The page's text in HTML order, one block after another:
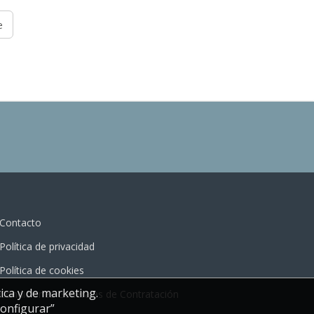
Contacto
Política de privacidad
Política de cookies
Condiciones Generales de Contratación
y de marketing.